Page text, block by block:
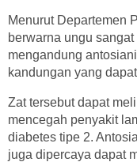
Menurut Departemen
berwarna ungu
mengandung
kandungan yang
Zat tersebut dapat
mencegah penyakit
diabetes tipe 2.
juga dipercaya dapat